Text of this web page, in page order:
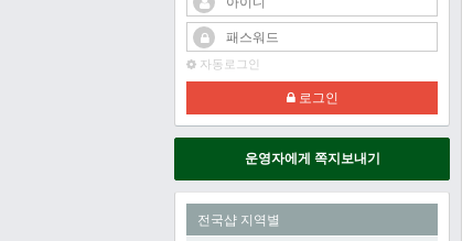
자동로그인
로그인
운영자에게 쪽지보내기
전국샵 지역별